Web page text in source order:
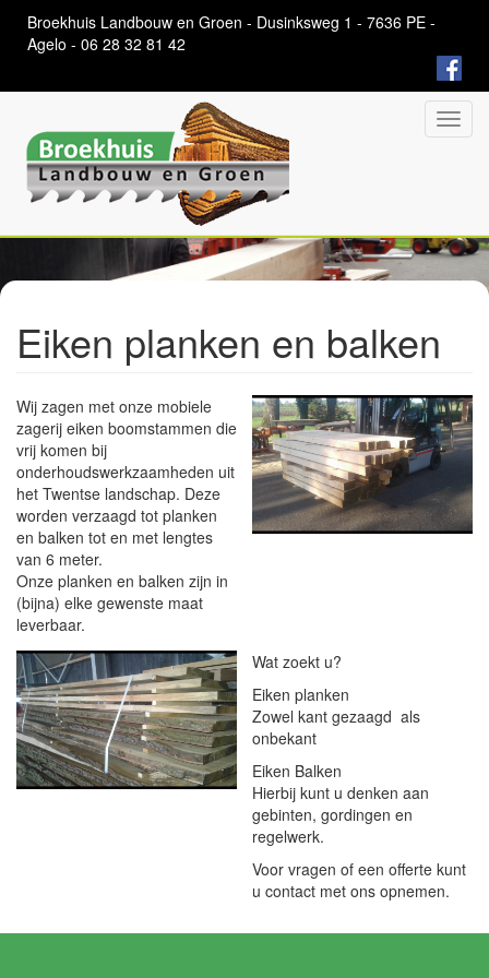
Overslaan
naar
algemene
gaan
Broekhuis Landbouw en Groen - Dusinksweg 1 - 7636 PE -
Agelo - 06 28 32 81 42
Eiken planken en balken
Wij zagen met onze mobiele
zagerij eiken boomstammen die
vrij komen bij
onderhoudswerkzaamheden uit
het Twentse landschap. Deze
worden verzaagd tot planken
en balken tot en met lengtes
van 6 meter.
Onze planken en balken zijn in
(bijna) elke gewenste maat
leverbaar.
Wat zoekt u?
Eiken planken
Zowel kant gezaagd als
onbekant
Eiken Balken
Hierbij kunt u denken aan
gebinten, gordingen en
regelwerk.
Voor vragen of een offerte kunt
u contact met ons opnemen.